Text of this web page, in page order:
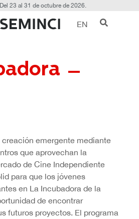
23 al 31 de octubre de 2026.
EN
–
ECAM
emergente mediante
que aprovechan la
de Cine Independiente
para que los jóvenes
en La Incubadora de la
de encontrar
futuros proyectos. El programa